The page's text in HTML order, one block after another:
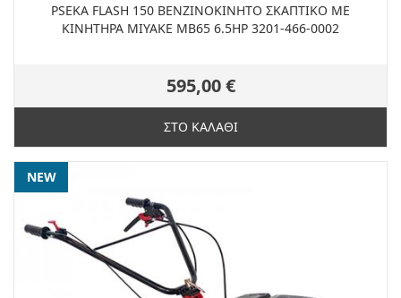
PSEKA FLASH 150 ΒΕΝΖΙΝΟΚΙΝΗΤΟ ΣΚΑΠΤΙΚΟ ΜΕ
ΚΙΝΗΤΗΡΑ MIYAKE MB65 6.5HP 3201-466-0002
595,00 €
ΣΤΟ ΚΑΛΑΘΙ
NEW